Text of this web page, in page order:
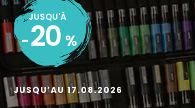
JUSQU'À
- 20 %
JUSQU’AU 17.08.2026